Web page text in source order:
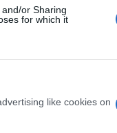
or Sharing
for which it
like cookies on
propria
per
padri di
non
chi